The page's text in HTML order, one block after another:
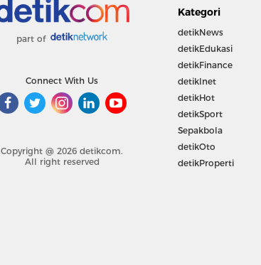
part of
Connect With Us
Copyright @ 2026 detikcom.
All right reserved
Kategori
detikNews
detikEdukasi
detikFinance
detikInet
detikHot
detikSport
Sepakbola
detikOto
detikProperti